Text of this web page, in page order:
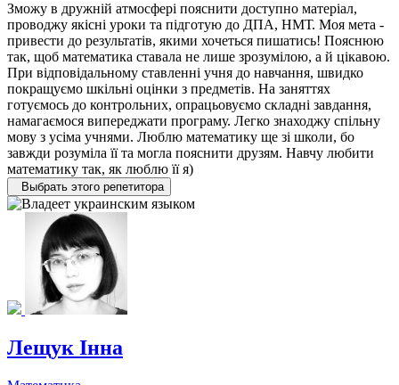
Зможу в дружній атмосфері пояснити доступно матеріал,
проводжу якісні уроки та підготую до ДПА, НМТ. Моя мета -
привести до результатів, якими хочеться пишатись! Пояснюю
так, щоб математика ставала не лише зрозумілою, а й цікавою.
При відповідальному ставленні учня до навчання, швидко
покращуємо шкільні оцінки з предметів. На заняттях
готуємось до контрольних, опрацьовуємо складні завдання,
намагаємося випереджати програму. Легко знаходжу спільну
мову з усіма учнями. Люблю математику ще зі школи, бо
завжди розуміла її та могла пояснити друзям. Навчу любити
математику так, як люблю її я)
Выбрать этого репетитора
Лещук Інна